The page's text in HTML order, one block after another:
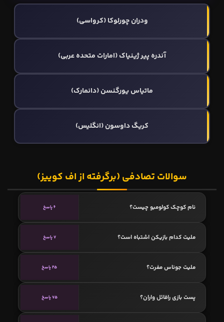
ودران چورلوکا (کرواسی)
آندره پیر ژینیاک (امارات متحده عربی)
ماتیاس یورگنسن (دانمارک)
کریگ داوسون (انگلیس)
سوالات تصادفی (برگرفته از اف کوییز)
نام کوچک کولومبو چیست؟ 6 پاسخ
ملیت کدام بازیکن اشتباه است؟ 7 پاسخ
ملیت جوناس مفرت؟ 25 پاسخ
پست بازی رافائل واران؟ 75 پاسخ